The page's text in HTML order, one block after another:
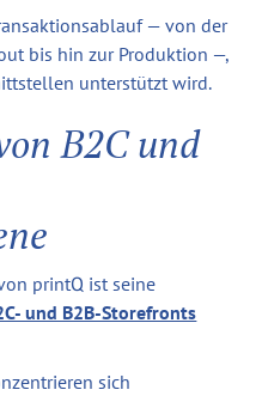
— von der
bis hin zur Produktion —,
unterstützt wird.
B2C und
printQ ist seine
und B2B-Storefronts
sich